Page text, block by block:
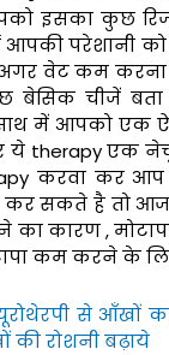
इसका कुछ
परेशानी को
वेट कम करना
बेसिक चीजें बता
में आपको एक
ये therapy एक
करवा कर आप
सकते है तो आज
का कारण ,
कम करने के
से आँखों
की रोशनी बढ़ाये